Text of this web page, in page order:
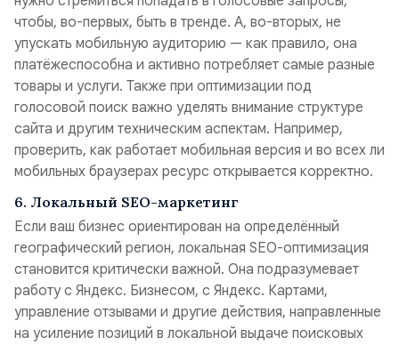
чтобы, во-первых, быть в тренде. А, во-вторых, не
упускать мобильную аудиторию — как правило, она
платёжеспособна и активно потребляет самые разные
товары и услуги. Также при оптимизации под
голосовой поиск важно уделять внимание структуре
сайта и другим техническим аспектам. Например,
проверить, как работает мобильная версия и во всех ли
мобильных браузерах ресурс открывается корректно.
6. Локальный SEO-маркетинг
Если ваш бизнес ориентирован на определённый
географический регион, локальная SEO-оптимизация
становится критически важной. Она подразумевает
работу с Яндекс. Бизнесом, с Яндекс. Картами,
управление отзывами и другие действия, направленные
на усиление позиций в локальной выдаче поисковых